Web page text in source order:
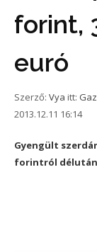
forint,
euró
Szerző: Vya itt:
2013.12.11 16:14
Gyengült
forintról